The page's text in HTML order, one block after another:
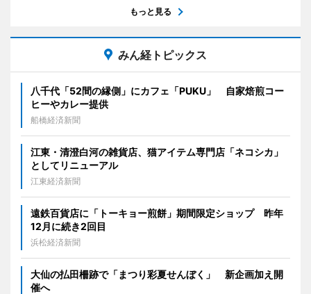
もっと見る
みん経トピックス
八千代「52間の縁側」にカフェ「PUKU」 自家焙煎コー
ヒーやカレー提供
船橋経済新聞
江東・清澄白河の雑貨店、猫アイテム専門店「ネコシカ」
としてリニューアル
江東経済新聞
遠鉄百貨店に「トーキョー煎餅」期間限定ショップ 昨年
12月に続き2回目
浜松経済新聞
大仙の払田柵跡で「まつり彩夏せんぼく」 新企画加え開
催へ